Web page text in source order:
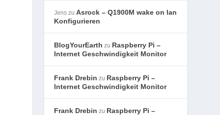
Jens zuAsrock – Q1900M wake on lan
Konfigurieren
BlogYourEarth zu Raspberry Pi –
Internet Geschwindigkeit Monitor
Frank Drebin zu Raspberry Pi –
Internet Geschwindigkeit Monitor
Frank Drebin zu Raspberry Pi –